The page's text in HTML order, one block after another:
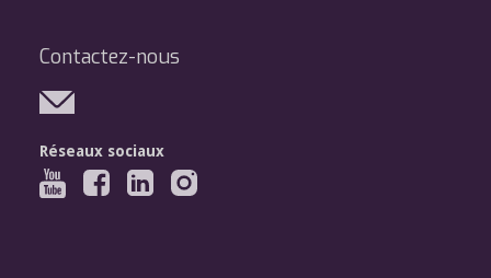
Contactez-nous
Réseaux sociaux